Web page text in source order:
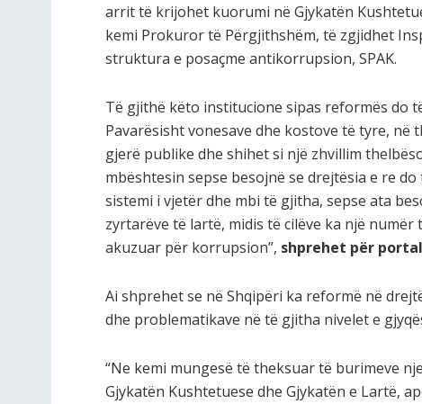
arrit të krijohet kuorumi në Gjykatën
kemi Prokuror të Përgjithshëm, të zgjidhet
struktura e posaçme antikorrupsion, SPAK.
Të gjithë këto institucione sipas reformës do
Pavarësisht vonesave dhe kostove të tyre,
gjerë publike dhe shihet si një zhvillim
mbështesin sepse besojnë se drejtësia e re
sistemi i vjetër dhe mbi të gjitha, sepse ata
zyrtarëve të lartë, midis të cilëve ka një
akuzuar për korrupsion”, shprehet për
Ai shprehet se në Shqipëri ka reformë në
dhe problematikave në të gjitha nivelet e
“Ne kemi mungesë të theksuar të burimeve
Gjykatën Kushtetuese dhe Gjykatën e Lartë,